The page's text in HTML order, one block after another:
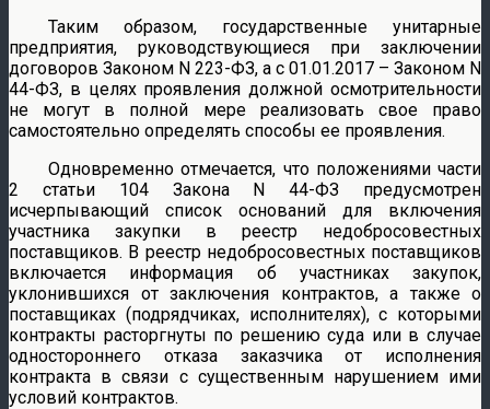
Таким образом, государственные унитарные
предприятия, руководствующиеся при заключении
договоров Законом N 223-ФЗ, а с 01.01.2017 – Законом N
44-ФЗ, в целях проявления должной осмотрительности
не могут в полной мере реализовать свое право
самостоятельно определять способы ее проявления.
Одновременно отмечается, что положениями части
2 статьи 104 Закона N 44-ФЗ предусмотрен
исчерпывающий список оснований для включения
участника закупки в реестр недобросовестных
поставщиков. В реестр недобросовестных поставщиков
включается информация об участниках закупок,
уклонившихся от заключения контрактов, а также о
поставщиках (подрядчиках, исполнителях), с которыми
контракты расторгнуты по решению суда или в случае
одностороннего отказа заказчика от исполнения
контракта в связи с существенным нарушением ими
условий контрактов.